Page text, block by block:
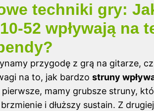
techniki gry:
52 wpływają na
przygodę z grą na gitarze,
na to, jak bardzo struny
pierwsze, mamy grubsze struny,
i dłuższy sustain. Z